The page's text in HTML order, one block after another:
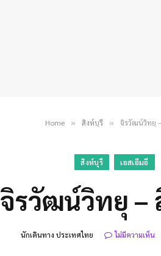
Home » สิงห์บุรี » จิรวัฒน์วิทยุ
สิงห์บุรี เอสเอ็มอี
จิรวัฒน์วิทยุ –
นักเดินทาง ประเทศไทย ไม่มีความเห็น